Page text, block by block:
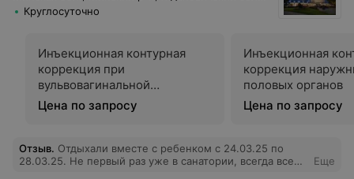
Круглосуточно
Инъекционная контурная
коррекция при
вульвовагинальной
гипотрофии
Цена по запросу
Инъекционная
коррекция
половых органов
Цена по запросу
Отзыв. Отдыхали вместе с ребенком с 24.03.25 по
28.03.25. Не первый раз уже в санатории, всегда все
Еще